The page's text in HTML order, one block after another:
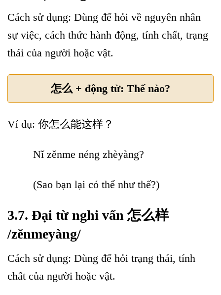
Cách sử dụng: Dùng để hỏi về nguyên nhân
sự việc, cách thức hành động, tính chất, trạng
thái của người hoặc vật.
怎么 + động từ: Thế nào?
Ví dụ: 你怎么能这样？
Nǐ zěnme néng zhèyàng?
(Sao bạn lại có thể như thế?)
3.7. Đại từ nghi vấn 怎么样
/zěnmeyàng/
Cách sử dụng: Dùng để hỏi trạng thái, tính
chất của người hoặc vật.